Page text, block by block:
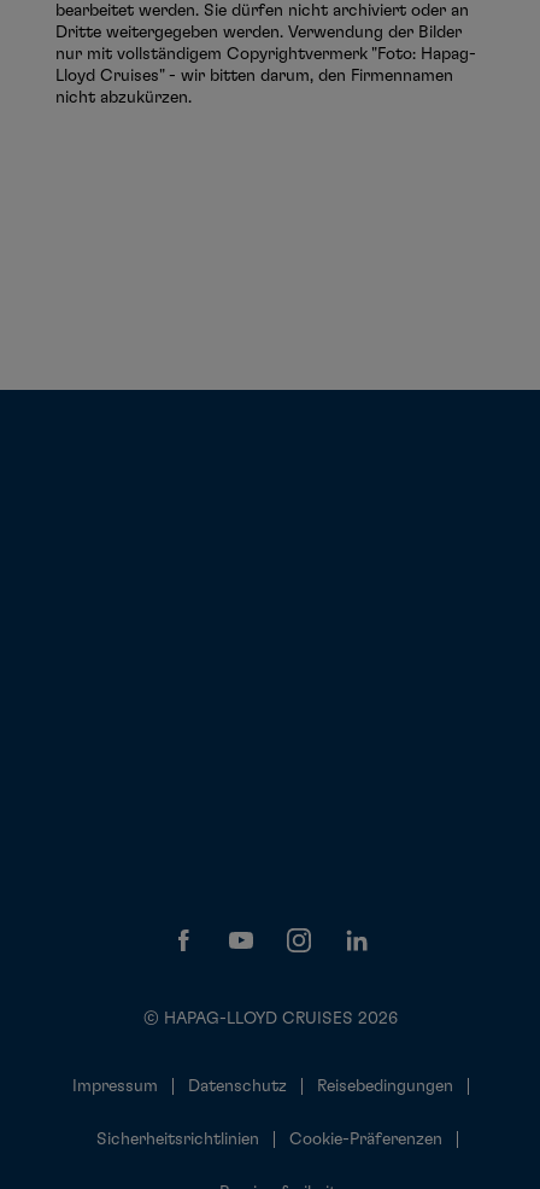
bearbeitet werden. Sie dürfen nicht archiviert oder an
Dritte weitergegeben werden. Verwendung der Bilder
nur mit vollständigem Copyrightvermerk "Foto: Hapag-
Lloyd Cruises" - wir bitten darum, den Firmennamen
nicht abzukürzen.
© HAPAG-LLOYD CRUISES 2026
Impressum Datenschutz Reisebedingungen
Sicherheitsrichtlinien Cookie-Präferenzen